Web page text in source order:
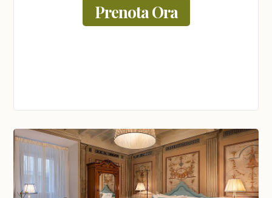
Prenota Ora